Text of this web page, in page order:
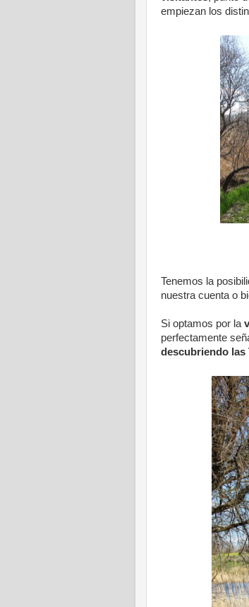
empiezan los
Tenemos la
nuestra cuenta o
Si optamos por la
perfectamente
descubriendo las